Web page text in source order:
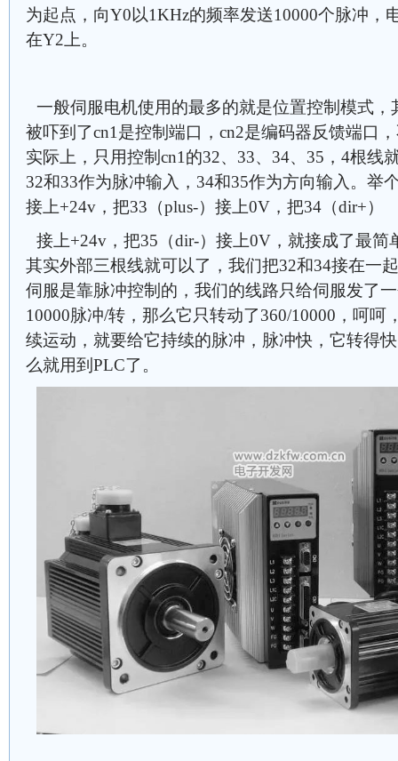
为起点，向Y0以1KHz的频率发送10000个脉冲，
在Y2上。
一般伺服电机使用的最多的就是位置控制模式
被吓到了cn1是控制端口，cn2是编码器反馈端口
实际上，只用控制cn1的32、33、34、35，4根线
32和33作为脉冲输入，34和35作为方向输入。举
接上+24v，把33（plus-）接上0V，把34（dir+）
接上+24v，把35（dir-）接上0V，就接成了最简
其实外部三根线就可以了，我们把32和34接在一
伺服是靠脉冲控制的，我们的线路只给伺服发了
10000脉冲/转，那么它只转动了360/10000，呵呵
续运动，就要给它持续的脉冲，脉冲快，它转得
么就用到PLC了。